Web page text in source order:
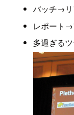
バッチ→リ
レポート
多過ぎる